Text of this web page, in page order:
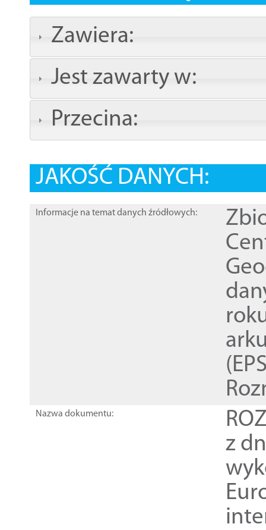
Zawiera:
Jest zawarty w:
Przecina:
JAKOŚĆ DANYCH:
Informacje na temat danych źródłowych:
Nazwa dokumentu:
z